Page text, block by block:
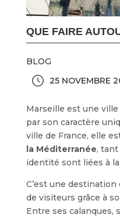
QUE FAIRE
BLOG
25 NOVEMBRE
Marseille est une
par son caractère
ville de France, elle
la Méditerranée,
identité sont liées à
C’est une
de visiteurs grâce à
Entre ses calanques,